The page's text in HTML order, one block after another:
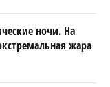
ночи. На
жара